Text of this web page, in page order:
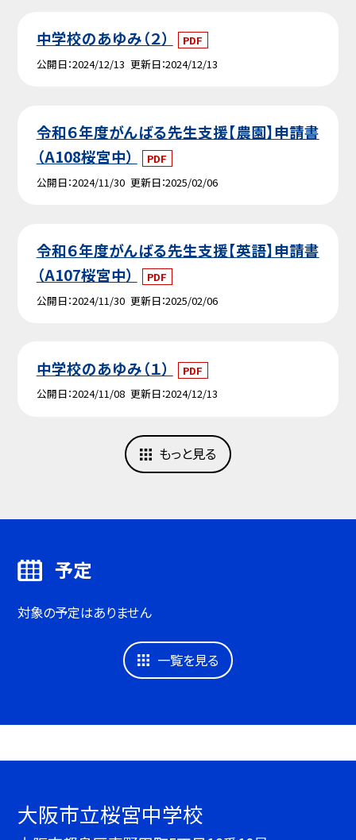
中学校のあゆみ（２）
PDF
公開日 2024/12/13 更新日 2024/12/13
令和６年度がんばる先生支援【農園】申請書
（A108桜宮中）
PDF
公開日 2024/11/30 更新日 2025/02/06
令和６年度がんばる先生支援【英語】申請書
（A107桜宮中）
PDF
公開日 2024/11/30 更新日 2025/02/06
中学校のあゆみ（１）
PDF
公開日 2024/11/08 更新日 2024/12/13
もっと見る
予定
対象の予定はありません
一覧を見る
大阪市立桜宮中学校